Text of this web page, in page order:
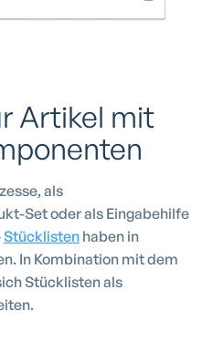
Artikel mit
als
Set oder als Eingabehilfe
Stücklisten haben in
In Kombination mit dem
Stücklisten als